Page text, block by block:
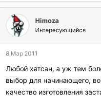
Himoza
Интересующийся
8 Мар 2011
Любой хатсан, а уж тем
выбор для начинающего,
качество изготовления